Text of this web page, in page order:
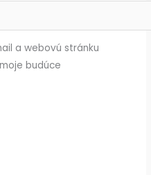
a webovú stránku
budúce